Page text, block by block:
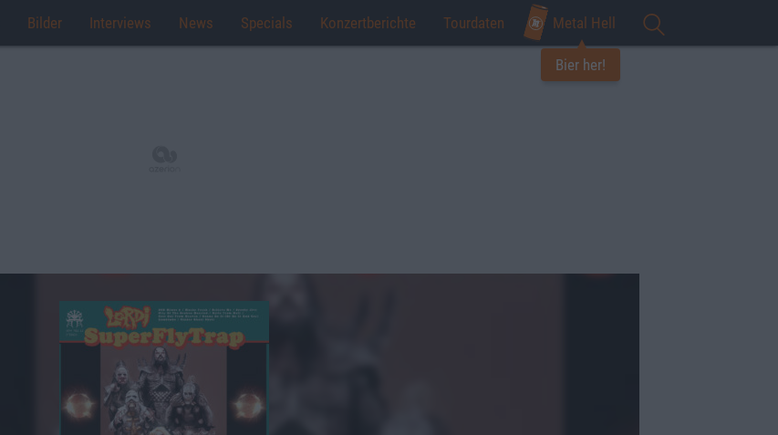
Bilder Interviews News Specials Konzertberichte Tourdaten Metal Hell
Bier her!